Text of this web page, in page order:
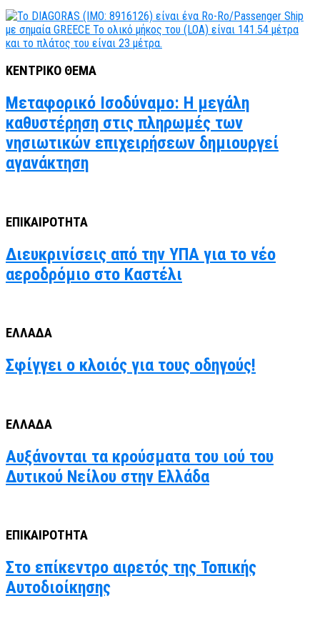
ΚΕΝΤΡΙΚΟ ΘΕΜΑ
Μεταφορικό Ισοδύναμο: Η μεγάλη
καθυστέρηση στις πληρωμές των
νησιωτικών επιχειρήσεων δημιουργεί
αγανάκτηση
ΕΠΙΚΑΙΡΟΤΗΤΑ
Διευκρινίσεις από την ΥΠΑ για το νέο
αεροδρόμιο στο Καστέλι
ΕΛΛΑΔΑ
Σφίγγει ο κλοιός για τους οδηγούς!
ΕΛΛΑΔΑ
Αυξάνονται τα κρούσματα του ιού του
Δυτικού Νείλου στην Ελλάδα
ΕΠΙΚΑΙΡΟΤΗΤΑ
Στο επίκεντρο αιρετός της Τοπικής
Αυτοδιοίκησης